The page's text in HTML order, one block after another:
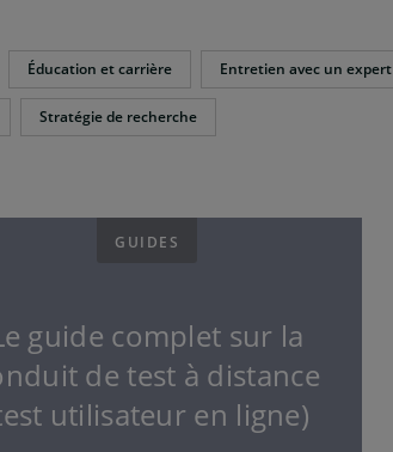
Éducation et carrière Entretien avec un expert
Stratégie de recherche
GUIDES
guide complet sur la
de test à distance
utilisateur en ligne)